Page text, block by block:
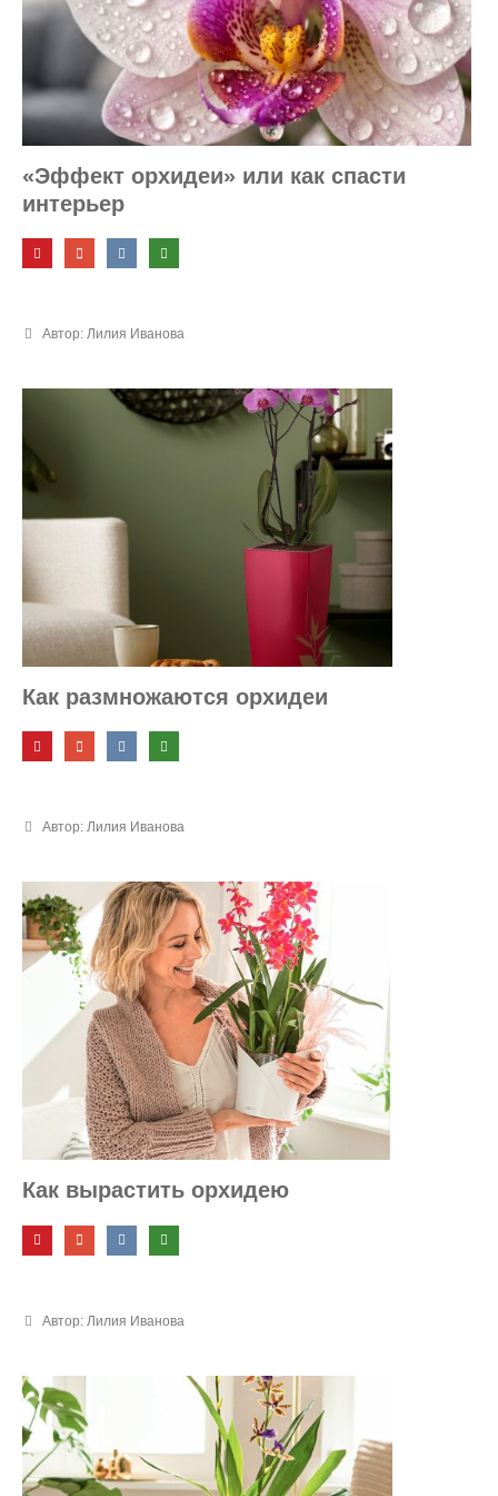
«Эффект орхидеи» или как спасти
интерьер
Автор: Лилия Иванова
Как размножаются орхидеи
Автор: Лилия Иванова
Как вырастить орхидею
Автор: Лилия Иванова
и идеи